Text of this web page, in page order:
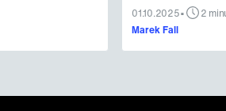
01.10.2025•
2
Marek Fall